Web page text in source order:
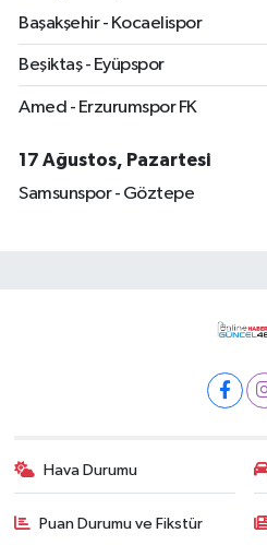
Başakşehir - Kocaelispor
Beşiktaş - Eyüpspor
Amed - Erzurumspor FK
17 Ağustos, Pazartesi
Samsunspor - Göztepe
Hava Durumu
Puan Durumu ve Fikstür